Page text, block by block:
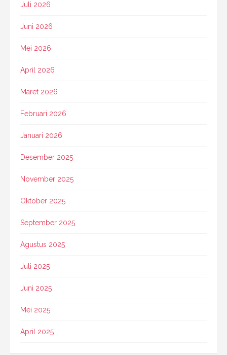
Juli 2026
Juni 2026
Mei 2026
April 2026
Maret 2026
Februari 2026
Januari 2026
Desember 2025
November 2025
Oktober 2025
September 2025
Agustus 2025
Juli 2025
Juni 2025
Mei 2025
April 2025